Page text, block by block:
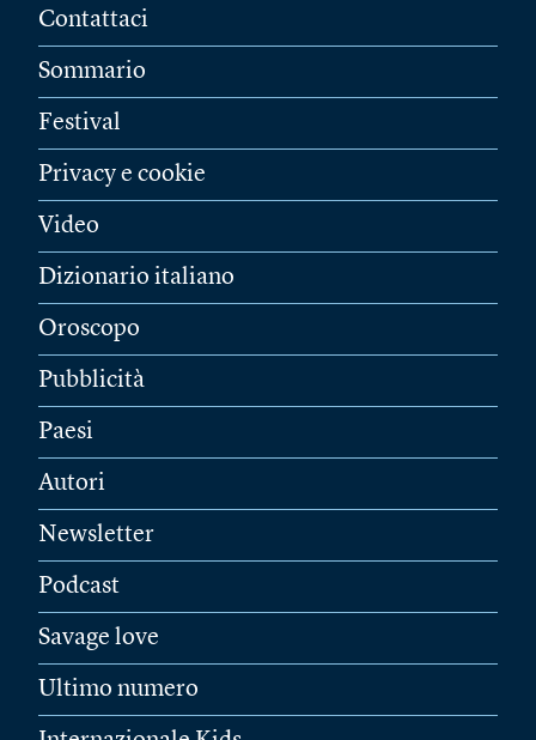
Contattaci
Sommario
Festival
Privacy e cookie
Video
Dizionario italiano
Oroscopo
Pubblicità
Paesi
Autori
Newsletter
Podcast
Savage love
Ultimo numero